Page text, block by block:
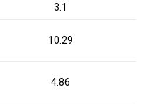
3.1
10.29
4.86